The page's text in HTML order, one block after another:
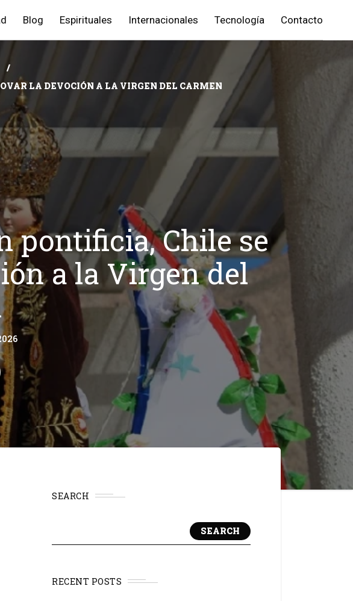
Blog Espirituales Internacionales Tecnología Contacto
LA DEVOCIÓN A LA VIRGEN DEL CARMEN
pontificia, Chile se
a la Virgen del
SEARCH
SEARCH
RECENT POSTS